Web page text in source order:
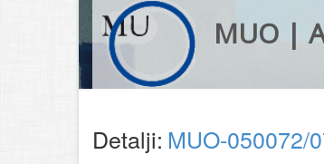
MUO |
Detalji: MUO-050072/